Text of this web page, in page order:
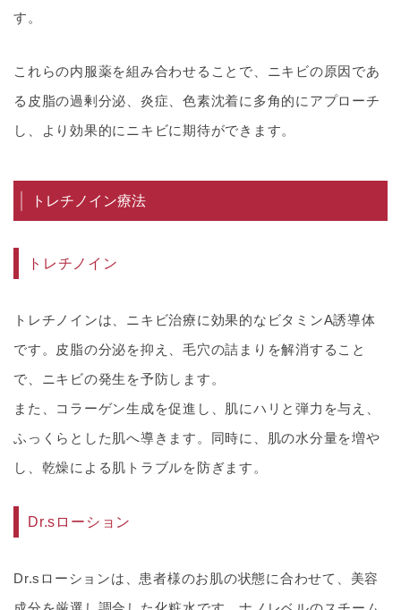
す。
これらの内服薬を組み合わせることで、ニキビの原因であ
る皮脂の過剰分泌、炎症、色素沈着に多角的にアプローチ
し、より効果的にニキビに期待ができます。
トレチノイン療法
トレチノイン
トレチノインは、ニキビ治療に効果的なビタミンA誘導体
です。皮脂の分泌を抑え、毛穴の詰まりを解消すること
で、ニキビの発生を予防します。
また、コラーゲン生成を促進し、肌にハリと弾力を与え、
ふっくらとした肌へ導きます。同時に、肌の水分量を増や
し、乾燥による肌トラブルを防ぎます。
Dr.sローション
Dr.sローションは、患者様のお肌の状態に合わせて、美容